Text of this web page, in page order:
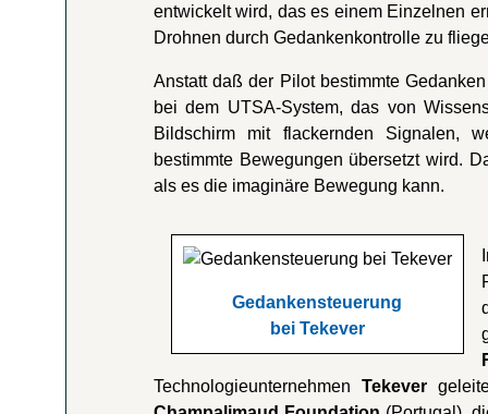
entwickelt wird, das es einem Einzelnen
Drohnen durch Gedankenkontrolle zu
Anstatt daß der Pilot bestimmte
bei dem UTSA-System, das von
Bildschirm mit flackernden Signalen,
bestimmte Bewegungen übersetzt wird.
als es die imaginäre Bewegung kann.
Gedankensteuerung
bei Tekever
TechnologieunternehmenTekever